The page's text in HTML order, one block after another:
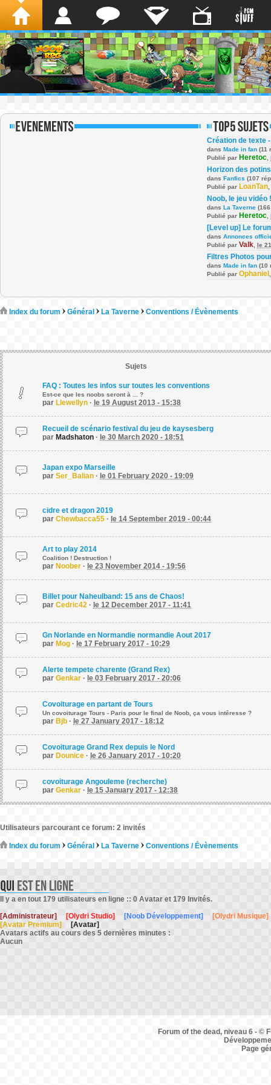
Création de texte
dans Made in fan (11
Publié par Heretoc
Horizon des potins
dans Fanfics (107
Publié par LoanTan
Noob, le jeu vidéo !
dans La Taverne
Publié par Heretoc
[Level up] Le
dans Annonces
Publié par Valk le
Filtres Photos
dans Made in fan (10
Publié par Ophaniel
Index du forum Général La Taverne Conventions / Évènements
Sujets
FAQ : Toutes les infos sur toutes les conventions
Est-ce que les noobs seront à ... ?
par Llewellyn · le 19 August 2013 - 15:38
Recueil de scénario festival du jeu de kaysesberg
par Madshaton · le 30 March 2020 - 18:51
Japan expo Marseille
par Ser_Balian · le 01 February 2020 - 19:09
cidre et dragon 2019
par Chewbacca55 · le 14 September 2019 - 00:44
Art to play 2014
Coalition ! Destruction !
par Noober · le 23 November 2014 - 19:56
Billet pour Naheulband: 15 ans de Chaos!
par Cedric42 · le 12 December 2017 - 11:41
Gn Norlande en Normandie normandie Aout 2017
par Mog · le 17 February 2017 - 10:29
Alerte tempete charente (Grand Rex)
par Genkar · le 03 February 2017 - 20:06
Covoiturage en partant de Tours
Un covoiturage Tours - Paris pour le final de Noob, ça vous intêresse ?
par Bjb · le 27 January 2017 - 18:12
Covoiturage Grand Rex depuis le Nord
par Dounice · le 26 January 2017 - 10:20
covoiturage Angouleme (recherche)
par Genkar · le 15 January 2017 - 12:38
Utilisateurs parcourant ce forum: 2 invités
Index du forum Général La Taverne Conventions / Évènements
Il y a en tout 179 utilisateurs en ligne :: 0 Avatar et 179 Invités.
[Administrateur]
[Olydri Studio] [Noob Développement]
[Olydri Musique]
[Avatar Premium]
[Avatar]
Avatars actifs au cours des 5 dernières minutes :
Aucun
Forum of the dead, niveau 6 - ©
Page